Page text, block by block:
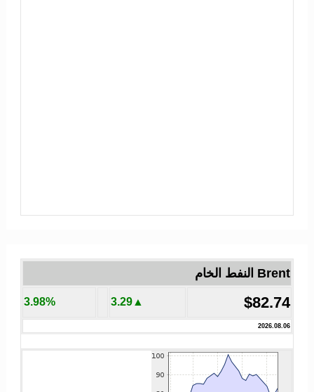
Brent النفط الخام
$82.74
▲3.29
3.98%
2026.08.06